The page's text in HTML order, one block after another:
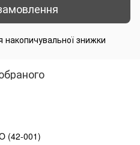
накопичувальної знижки
(42-001)